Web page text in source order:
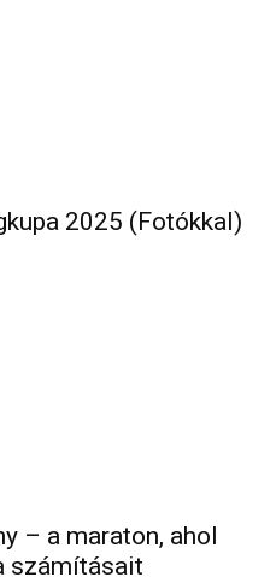
2025 (Fotókkal)
– a maraton, ahol
számításait